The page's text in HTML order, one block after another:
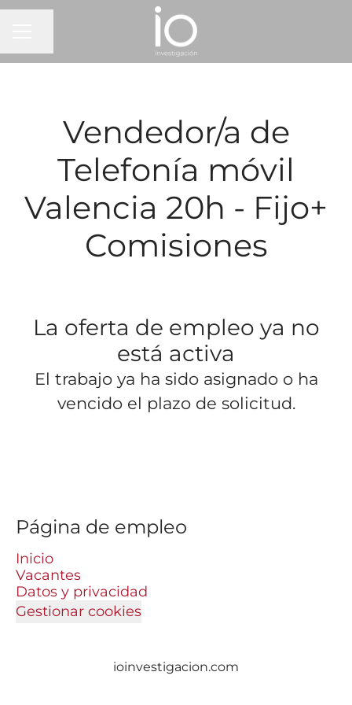
Vendedor/a de
Telefonía móvil
Valencia 20h - Fijo+
Comisiones
La oferta de empleo ya no
está activa
El trabajo ya ha sido asignado o ha
vencido el plazo de solicitud.
Página de empleo
Inicio
Vacantes
Datos y privacidad
Gestionar cookies
ioinvestigacion.com